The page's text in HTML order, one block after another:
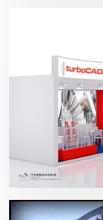
SMM – Turbo